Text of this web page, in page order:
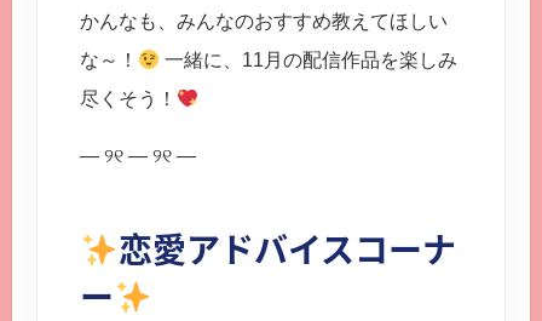
かんなも、みんなのおすすめ教えてほしい
な～！
一緒に、11月の配信作品を楽しみ
尽くそう！
— ୨୧ — ୨୧ —
恋愛アドバイスコーナ
ー